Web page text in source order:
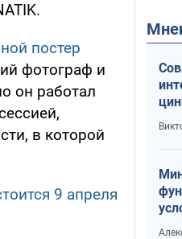
постер
фотограф и
он работал
в которой
9 апреля